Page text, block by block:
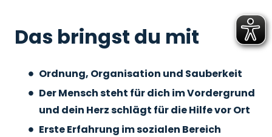
Das bringst du mit
Ordnung, Organisation und Sauberkeit
Der Mensch steht für dich im Vordergrund
und dein Herz schlägt für die Hilfe vor Ort
Erste Erfahrung im sozialen Bereich